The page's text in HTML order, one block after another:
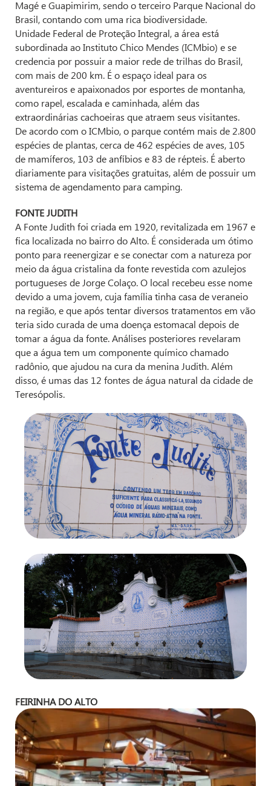
Magé e Guapimirim, sendo o terceiro Parque Nacional do
Brasil, contando com uma rica biodiversidade.
Unidade Federal de Proteção Integral, a área está
subordinada ao Instituto Chico Mendes (ICMbio) e se
credencia por possuir a maior rede de trilhas do Brasil,
com mais de 200 km. É o espaço ideal para os
aventureiros e apaixonados por esportes de montanha,
como rapel, escalada e caminhada, além das
extraordinárias cachoeiras que atraem seus visitantes.
De acordo com o ICMbio, o parque contém mais de 2.800
espécies de plantas, cerca de 462 espécies de aves, 105
de mamíferos, 103 de anfíbios e 83 de répteis. É aberto
diariamente para visitações gratuitas, além de possuir um
sistema de agendamento para camping.
FONTE JUDITH
A Fonte Judith foi criada em 1920, revitalizada em 1967 e
fica localizada no bairro do Alto. É considerada um ótimo
ponto para reenergizar e se conectar com a natureza por
meio da água cristalina da fonte revestida com azulejos
portugueses de Jorge Colaço. O local recebeu esse nome
devido a uma jovem, cuja família tinha casa de veraneio
na região, e que após tentar diversos tratamentos em vão
teria sido curada de uma doença estomacal depois de
tomar a água da fonte. Análises posteriores revelaram
que a água tem um componente químico chamado
radônio, que ajudou na cura da menina Judith. Além
disso, é umas das 12 fontes de água natural da cidade de
Teresópolis.
FEIRINHA DO ALTO